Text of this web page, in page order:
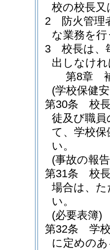
校の校長
2
防火管理
な業務を行
3
校長は、
出しなけ
第8章
(学校保健
第30条
校
徒及び職
て、学校
い。
(事故の報
第31条
校
場合は、
い。
(必要表簿)
第32条
学
に定めの